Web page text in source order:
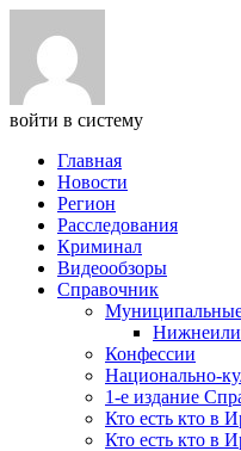
войти в систему
Главная
Новости
Регион
Расследования
Криминал
Видеообзоры
Справочник
Муниципальные
Конфессии
Национально-
1-е издание
Кто есть кто в
Кто есть кто в